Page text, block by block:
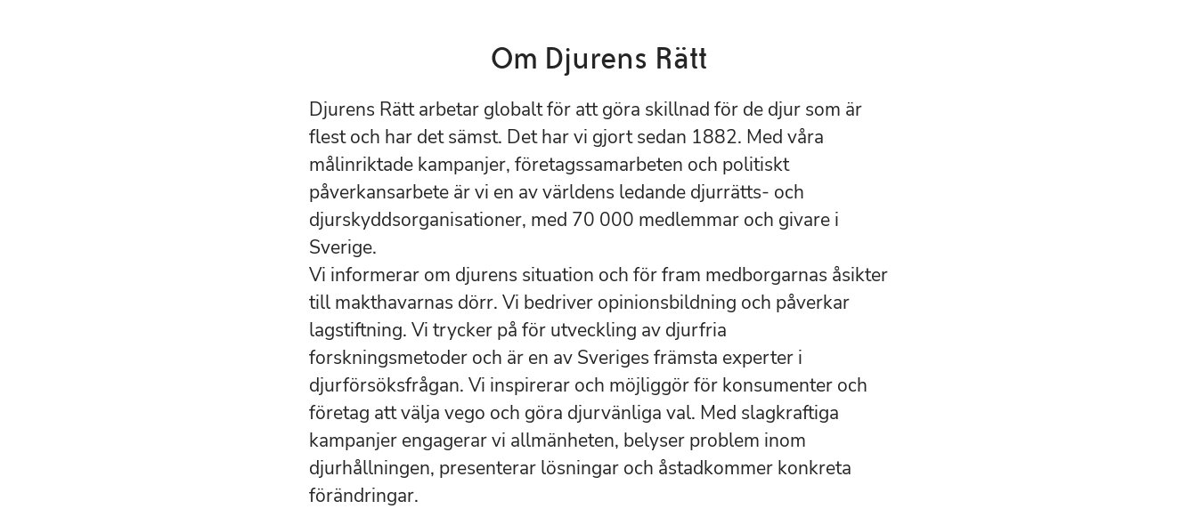
Om Djurens Rätt
Djurens Rätt arbetar globalt för att göra skillnad för de djur som är
flest och har det sämst. Det har vi gjort sedan 1882. Med våra
målinriktade kampanjer, företagssamarbeten och politiskt
påverkansarbete är vi en av världens ledande djurrätts- och
djurskyddsorganisationer, med 70 000 medlemmar och givare i
Sverige.
Vi informerar om djurens situation och för fram medborgarnas åsikter
till makthavarnas dörr. Vi bedriver opinionsbildning och påverkar
lagstiftning. Vi trycker på för utveckling av djurfria
forskningsmetoder och är en av Sveriges främsta experter i
djurförsöksfrågan. Vi inspirerar och möjliggör för konsumenter och
företag att välja vego och göra djurvänliga val. Med slagkraftiga
kampanjer engagerar vi allmänheten, belyser problem inom
djurhållningen, presenterar lösningar och åstadkommer konkreta
förändringar.